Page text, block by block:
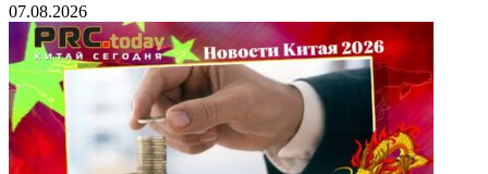
07.08.2026